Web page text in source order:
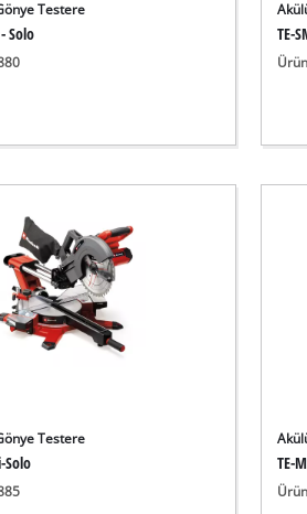
Testere
Solo TE-
Testere
Solo TE-